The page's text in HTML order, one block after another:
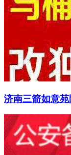
济南三箭如意